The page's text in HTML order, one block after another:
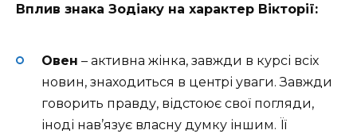
Вплив знака Зодіаку на характер Вікторії:
Овен – активна жінка, завжди в курсі всіх
новин, знаходиться в центрі уваги. Завжди
говорить правду, відстоює свої погляди,
іноді нав’язує власну думку іншим. Її